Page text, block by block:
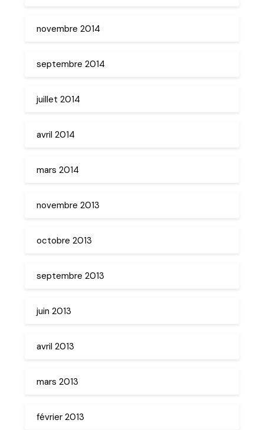
novembre 2014
septembre 2014
juillet 2014
avril 2014
mars 2014
novembre 2013
octobre 2013
septembre 2013
juin 2013
avril 2013
mars 2013
février 2013